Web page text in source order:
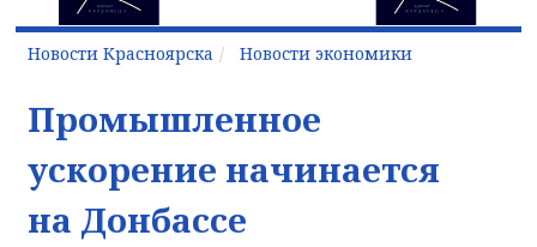
Новости Красноярска Новости экономики
Промышленное
ускорение начинается
на Донбассе